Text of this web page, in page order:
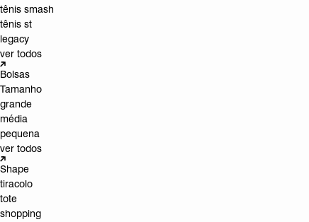
tênis smash
tênis st
legacy
ver todos
Bolsas
Tamanho
grande
média
pequena
ver todos
Shape
tiracolo
tote
shopping